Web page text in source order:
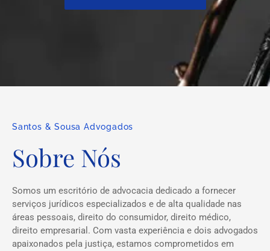
Santos & Sousa Advogados
Sobre Nós
Somos um escritório de advocacia dedicado a fornecer
serviços jurídicos especializados e de alta qualidade nas
áreas pessoais, direito do consumidor, direito médico,
direito empresarial. Com vasta experiência e dois advogados
apaixonados pela justiça, estamos comprometidos em